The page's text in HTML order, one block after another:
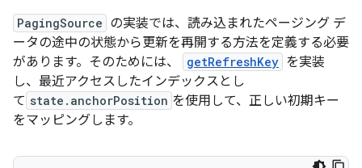
PagingSource の実装では、読み込まれたページング デ
ータの途中の状態から更新を再開する方法を定義する必要
があります。そのためには、
getRefreshKey を実装
し、最近アクセスしたインデックスとし
て state.anchorPosition を使用して、正しい初期キー
をマッピングします。